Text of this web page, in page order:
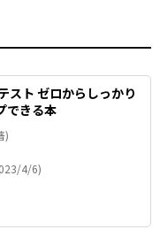
スト ゼロからしっかり
できる本
)
4/6)